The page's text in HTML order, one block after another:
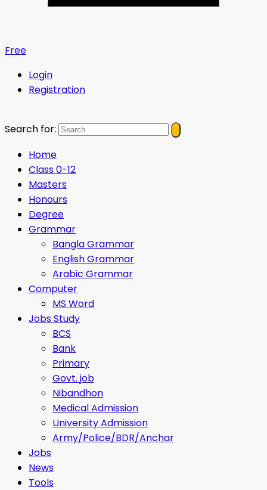
Free
Login
Registration
Search for:
Home
Class 0-12
Masters
Honours
Degree
Grammar
Bangla Grammar
English Grammar
Arabic Grammar
Computer
MS Word
Jobs Study
BCS
Bank
Primary
Govt. job
Nibandhon
Medical Admission
University Admission
Army/Police/BDR/Anchar
Jobs
News
Tools